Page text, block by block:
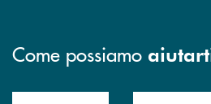
Come possiamo